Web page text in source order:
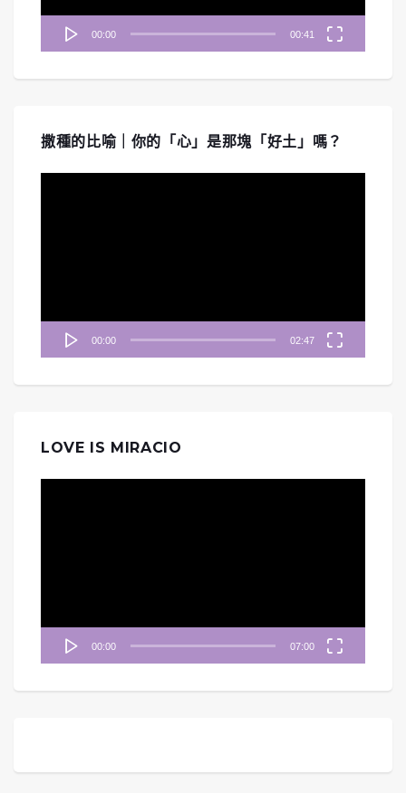
00:00 00:41
撒種的比喻｜你的「心」是那塊「好土」嗎？
00:00 02:47
LOVE IS MIRACIO
00:00 07:00